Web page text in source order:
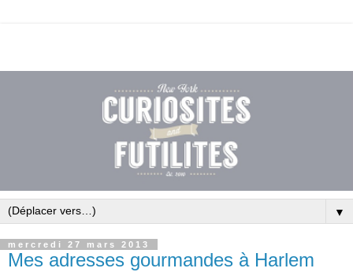
▼
mercredi 27 mars 2013
Mes adresses gourmandes à Harlem